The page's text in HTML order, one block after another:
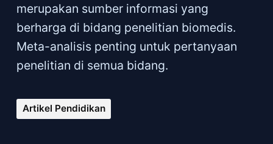
merupakan sumber informasi yang
berharga di bidang penelitian biomedis.
Meta-analisis penting untuk pertanyaan
penelitian di semua bidang.
Artikel Pendidikan